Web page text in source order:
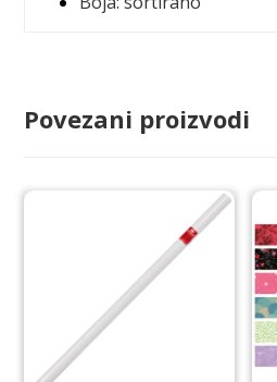
Povezani proizvodi